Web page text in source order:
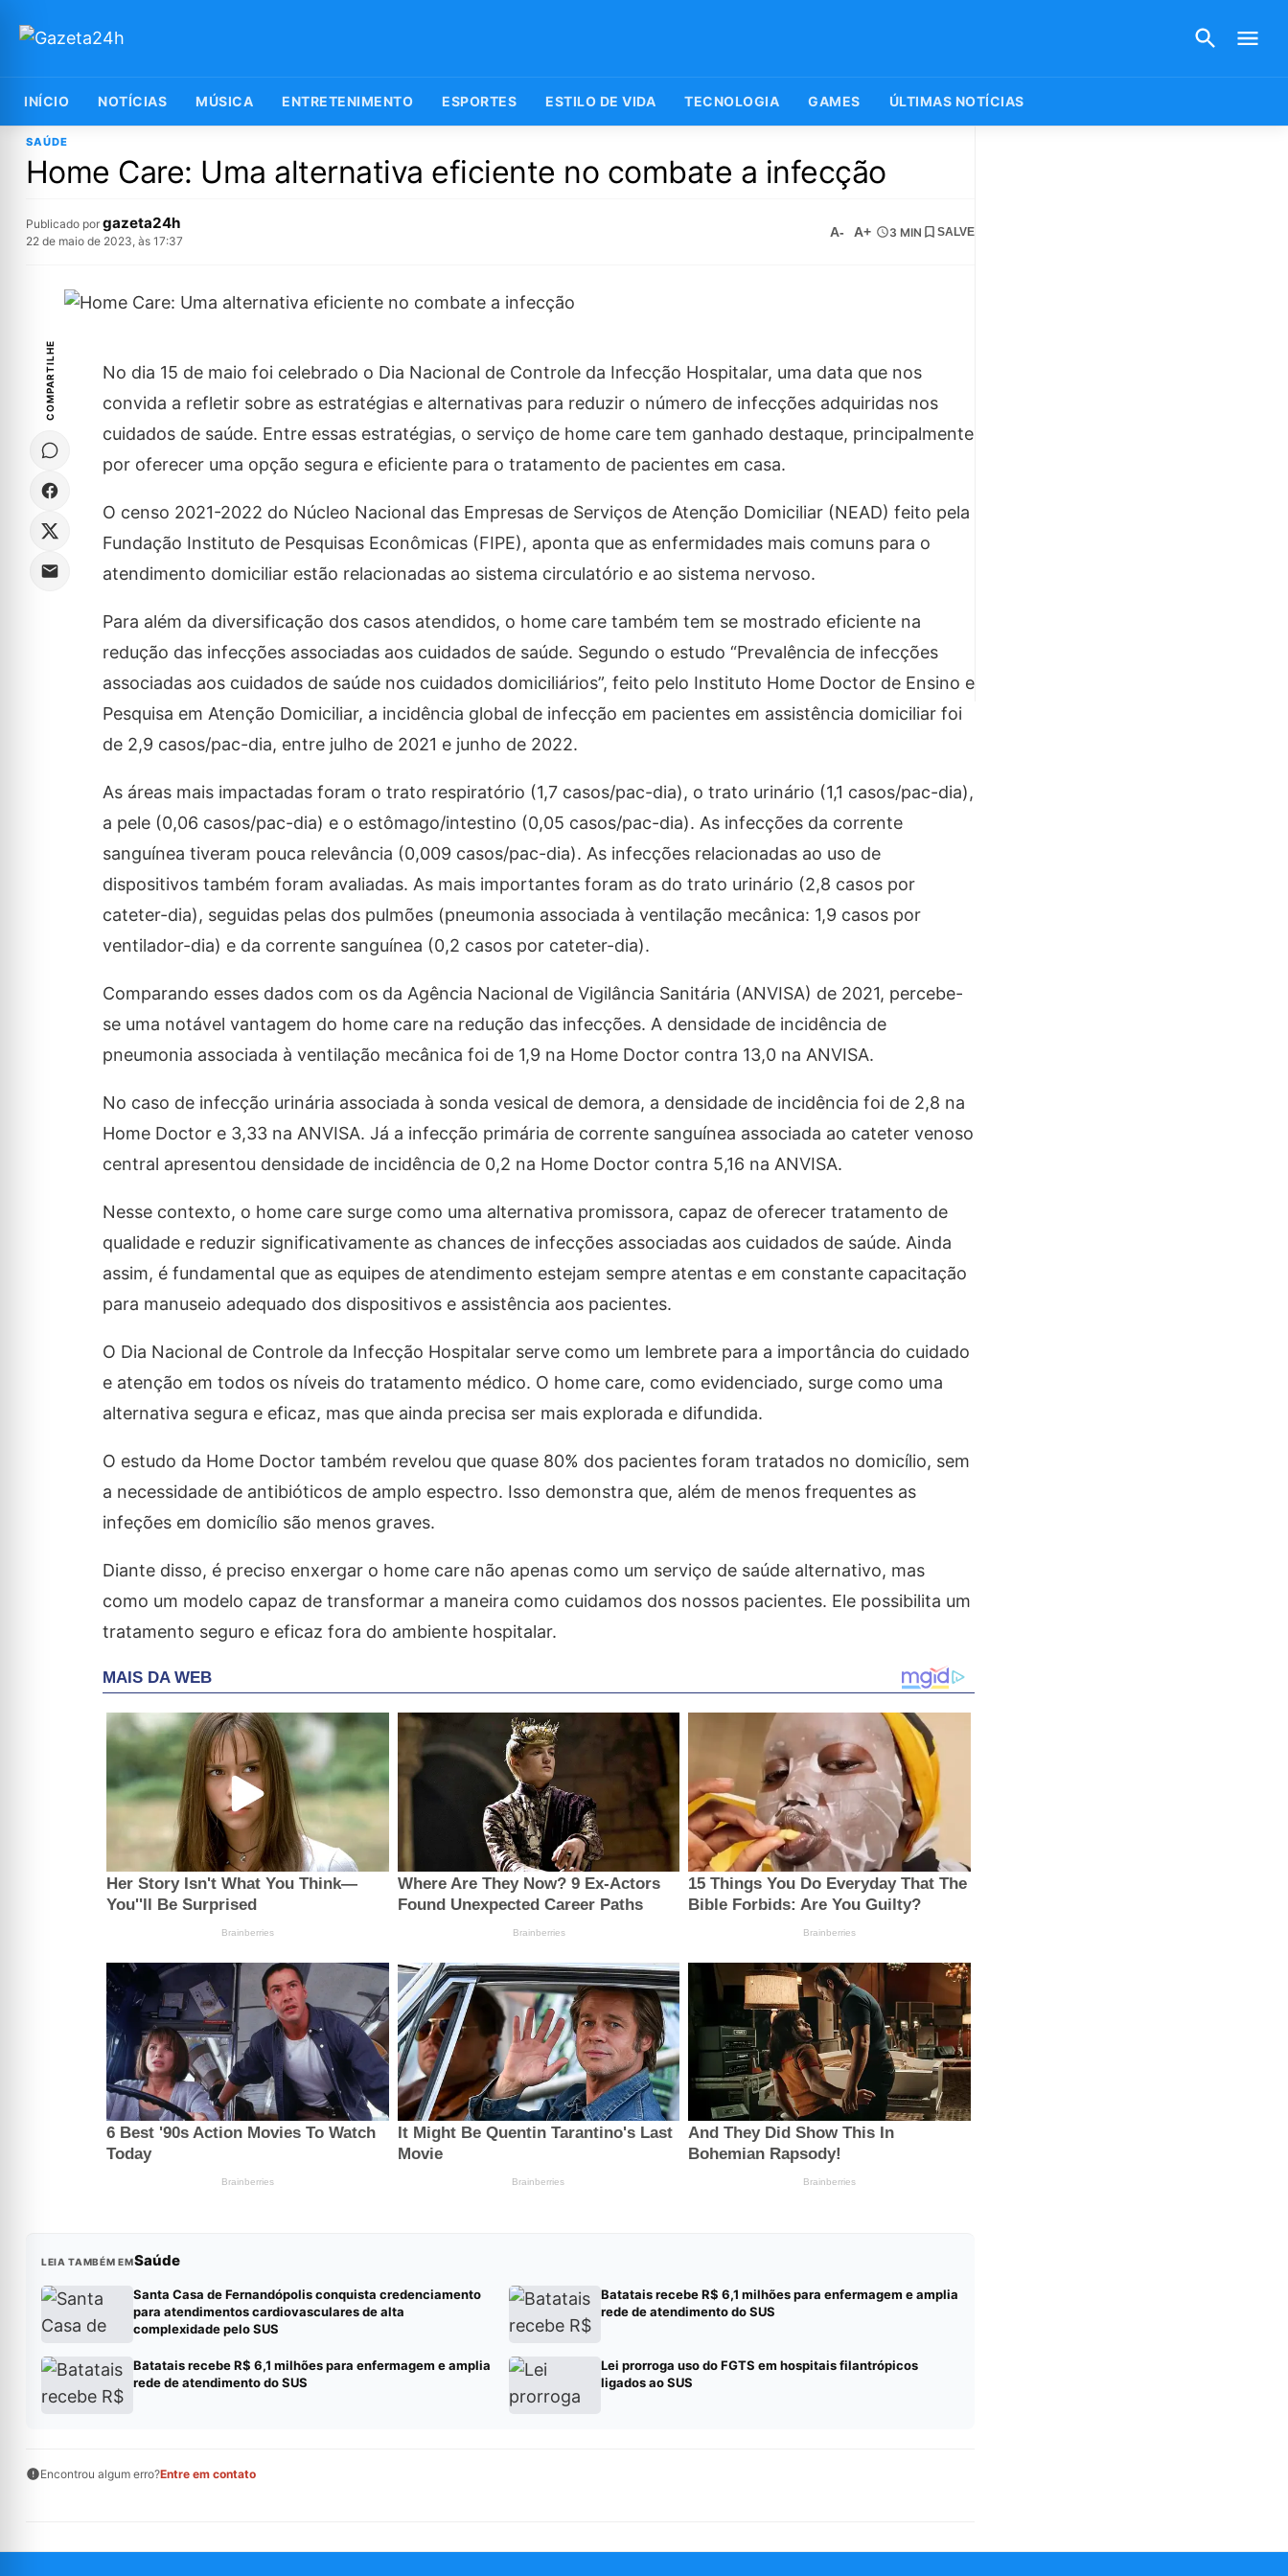
INÍCIO NOTÍCIAS MÚSICA ENTRETENIMENTO ESPORTES ESTILO DE VIDA TECNOLOGIA GAMES ÚLTIMAS NOTÍCIAS
SAÚDE
Home Care: Uma alternativa eficiente no combate a infecção
Publicado por gazeta24h
22 de maio de 2023, às 17:37
A- A+ 3 MIN SALVE
COMPARTILHE
No dia 15 de maio foi celebrado o Dia Nacional de Controle da Infecção Hospitalar, uma data que nos
convida a refletir sobre as estratégias e alternativas para reduzir o número de infecções adquiridas nos
cuidados de saúde. Entre essas estratégias, o serviço de home care tem ganhado destaque, principalmente
por oferecer uma opção segura e eficiente para o tratamento de pacientes em casa.
O censo 2021-2022 do Núcleo Nacional das Empresas de Serviços de Atenção Domiciliar (NEAD) feito pela
Fundação Instituto de Pesquisas Econômicas (FIPE), aponta que as enfermidades mais comuns para o
atendimento domiciliar estão relacionadas ao sistema circulatório e ao sistema nervoso.
Para além da diversificação dos casos atendidos, o home care também tem se mostrado eficiente na
redução das infecções associadas aos cuidados de saúde. Segundo o estudo “Prevalência de infecções
associadas aos cuidados de saúde nos cuidados domiciliários”, feito pelo Instituto Home Doctor de Ensino e
Pesquisa em Atenção Domiciliar, a incidência global de infecção em pacientes em assistência domiciliar foi
de 2,9 casos/pac-dia, entre julho de 2021 e junho de 2022.
As áreas mais impactadas foram o trato respiratório (1,7 casos/pac-dia), o trato urinário (1,1 casos/pac-dia),
a pele (0,06 casos/pac-dia) e o estômago/intestino (0,05 casos/pac-dia). As infecções da corrente
sanguínea tiveram pouca relevância (0,009 casos/pac-dia). As infecções relacionadas ao uso de
dispositivos também foram avaliadas. As mais importantes foram as do trato urinário (2,8 casos por
cateter-dia), seguidas pelas dos pulmões (pneumonia associada à ventilação mecânica: 1,9 casos por
ventilador-dia) e da corrente sanguínea (0,2 casos por cateter-dia).
Comparando esses dados com os da Agência Nacional de Vigilância Sanitária (ANVISA) de 2021, percebe-
se uma notável vantagem do home care na redução das infecções. A densidade de incidência de
pneumonia associada à ventilação mecânica foi de 1,9 na Home Doctor contra 13,0 na ANVISA.
No caso de infecção urinária associada à sonda vesical de demora, a densidade de incidência foi de 2,8 na
Home Doctor e 3,33 na ANVISA. Já a infecção primária de corrente sanguínea associada ao cateter venoso
central apresentou densidade de incidência de 0,2 na Home Doctor contra 5,16 na ANVISA.
Nesse contexto, o home care surge como uma alternativa promissora, capaz de oferecer tratamento de
qualidade e reduzir significativamente as chances de infecções associadas aos cuidados de saúde. Ainda
assim, é fundamental que as equipes de atendimento estejam sempre atentas e em constante capacitação
para manuseio adequado dos dispositivos e assistência aos pacientes.
O Dia Nacional de Controle da Infecção Hospitalar serve como um lembrete para a importância do cuidado
e atenção em todos os níveis do tratamento médico. O home care, como evidenciado, surge como uma
alternativa segura e eficaz, mas que ainda precisa ser mais explorada e difundida.
O estudo da Home Doctor também revelou que quase 80% dos pacientes foram tratados no domicílio, sem
a necessidade de antibióticos de amplo espectro. Isso demonstra que, além de menos frequentes as
infeções em domicílio são menos graves.
Diante disso, é preciso enxergar o home care não apenas como um serviço de saúde alternativo, mas
como um modelo capaz de transformar a maneira como cuidamos dos nossos pacientes. Ele possibilita um
tratamento seguro e eficaz fora do ambiente hospitalar.
LEIA TAMBÉM EMSaúde
Santa Casa de Fernandópolis conquista credenciamento
para atendimentos cardiovasculares de alta
complexidade pelo SUS
Batatais recebe R$ 6,1 milhões para enfermagem e amplia
rede de atendimento do SUS
Batatais recebe R$ 6,1 milhões para enfermagem e amplia
rede de atendimento do SUS
Lei prorroga uso do FGTS em hospitais filantrópicos
ligados ao SUS
Encontrou algum erro?Entre em contato